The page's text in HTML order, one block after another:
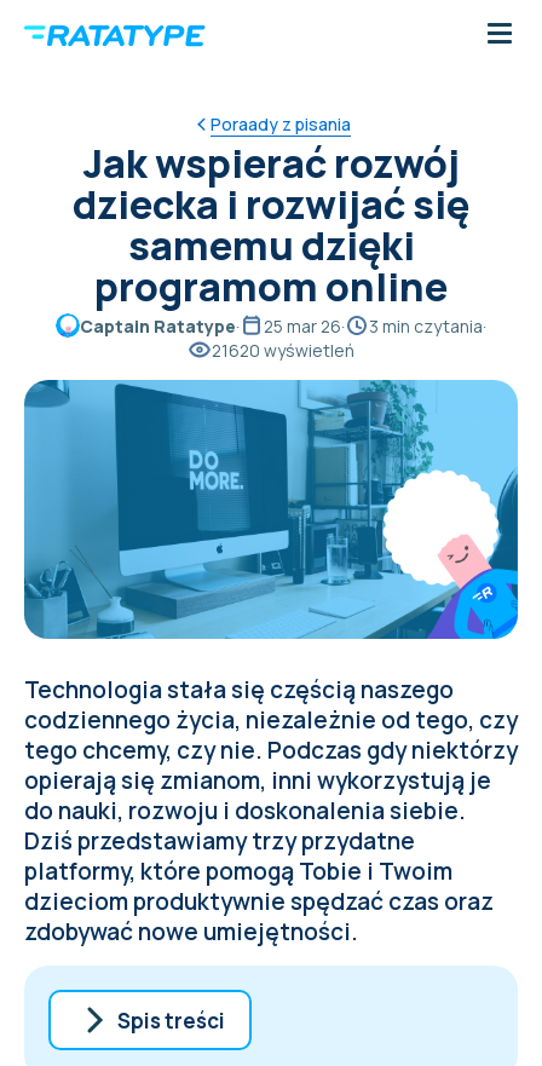
Poraady z pisania
Jak wspierać rozwój
dziecka i rozwijać się
samemu dzięki
programom online
Captain Ratatype· 25 mar 26· 3 min czytania·
21620 wyświetleń
Technologia stała się częścią naszego
codziennego życia, niezależnie od tego, czy
tego chcemy, czy nie. Podczas gdy niektórzy
opierają się zmianom, inni wykorzystują je
do nauki, rozwoju i doskonalenia siebie.
Dziś przedstawiamy trzy przydatne
platformy, które pomogą Tobie i Twoim
dzieciom produktywnie spędzać czas oraz
zdobywać nowe umiejętności.
Spis treści